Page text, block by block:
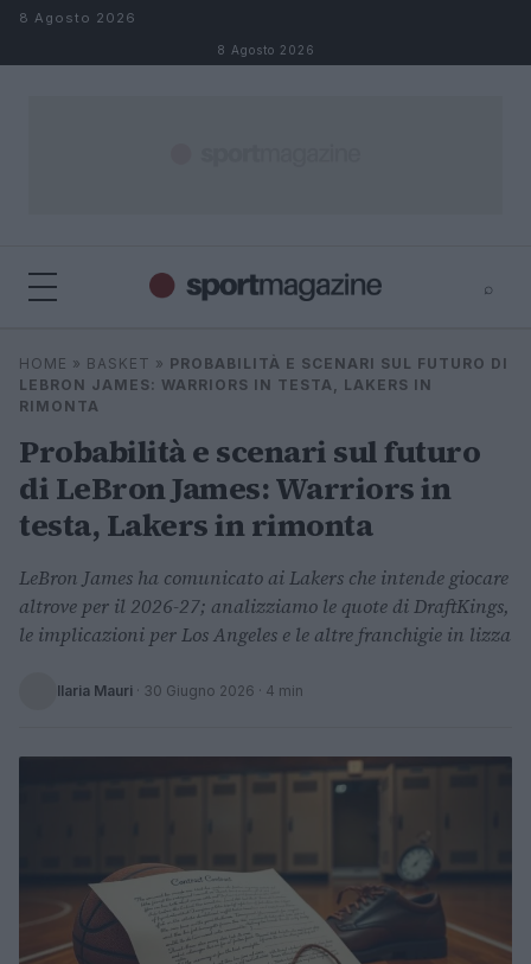
Salta al contenuto
8 Agosto 2026
8 Agosto 2026
⌕
Cerca
⌕ ×
HOME » BASKET » PROBABILITÀ E SCENARI SUL FUTURO DI
LEBRON JAMES: WARRIORS IN TESTA, LAKERS IN
RIMONTA
Probabilità e scenari sul futuro
di LeBron James: Warriors in
testa, Lakers in rimonta
LeBron James ha comunicato ai Lakers che intende giocare
altrove per il 2026-27; analizziamo le quote di DraftKings,
le implicazioni per Los Angeles e le altre franchigie in lizza
Ilaria Mauri · 30 Giugno 2026 · 4 min